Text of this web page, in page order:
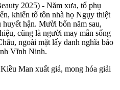
2025) - Năm xưa, tổ phụ
khiến tổ tôn nhà họ Ngụy thiệt
hận. Mười bốn năm sau,
cũng là người may mắn sống
ngoài mặt lấy danh nghĩa báo
Vĩnh Ninh.
Man xuất giá, mong hóa giải